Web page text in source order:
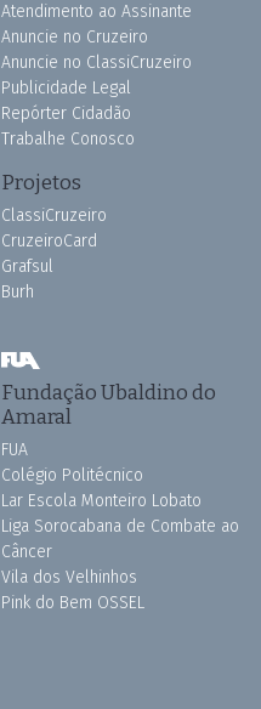
Atendimento ao Assinante
Anuncie no Cruzeiro
Anuncie no ClassiCruzeiro
Publicidade Legal
Repórter Cidadão
Trabalhe Conosco
Projetos
ClassiCruzeiro
CruzeiroCard
Grafsul
Burh
Fundação Ubaldino do
Amaral
FUA
Colégio Politécnico
Lar Escola Monteiro Lobato
Liga Sorocabana de Combate ao
Câncer
Vila dos Velhinhos
Pink do Bem OSSEL